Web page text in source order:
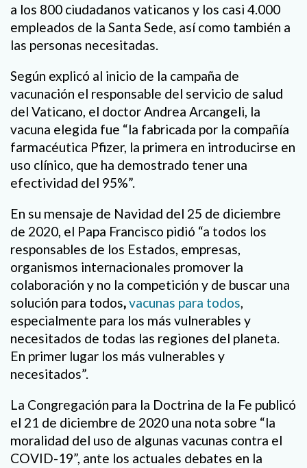
a los 800 ciudadanos vaticanos y los casi 4.000
empleados de la Santa Sede, así como también a
las personas necesitadas.
Según explicó al inicio de la campaña de
vacunación el responsable del servicio de salud
del Vaticano, el doctor Andrea Arcangeli, la
vacuna elegida fue “la fabricada por la compañía
farmacéutica Pfizer, la primera en introducirse en
uso clínico, que ha demostrado tener una
efectividad del 95%”.
En su mensaje de Navidad del 25 de diciembre
de 2020, el Papa Francisco pidió “a todos los
responsables de los Estados, empresas,
organismos internacionales promover la
colaboración y no la competición y de buscar una
solución para todos,vacunas para todos,
especialmente para los más vulnerables y
necesitados de todas las regiones del planeta.
En primer lugar los más vulnerables y
necesitados”.
La Congregación para la Doctrina de la Fe publicó
el 21 de diciembre de 2020 una nota sobre “la
moralidad del uso de algunas vacunas contra el
COVID-19”, ante los actuales debates en la